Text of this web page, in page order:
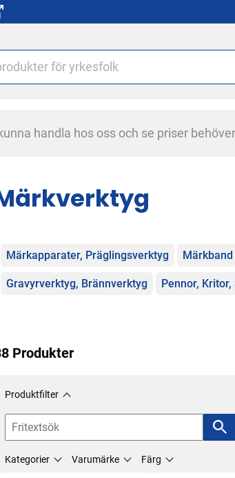
handla hos oss och se priser
Kategorier
Märkapparater, Präglingsverktyg Märkband
Gravyrverktyg, Brännverktyg Pennor,
Produkter
Produktfilter
Kategorier Varumärke Färg